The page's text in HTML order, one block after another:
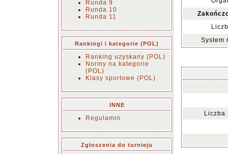
Runda 9
Runda 10
Runda 11
Rankingi i kategorie (POL)
Ranking uzyskany (POL)
Normy na kategorie
(POL)
Klasy sportowe (POL)
INNE
Regulamin
Zgłoszenia do turnieju
System
Liczba